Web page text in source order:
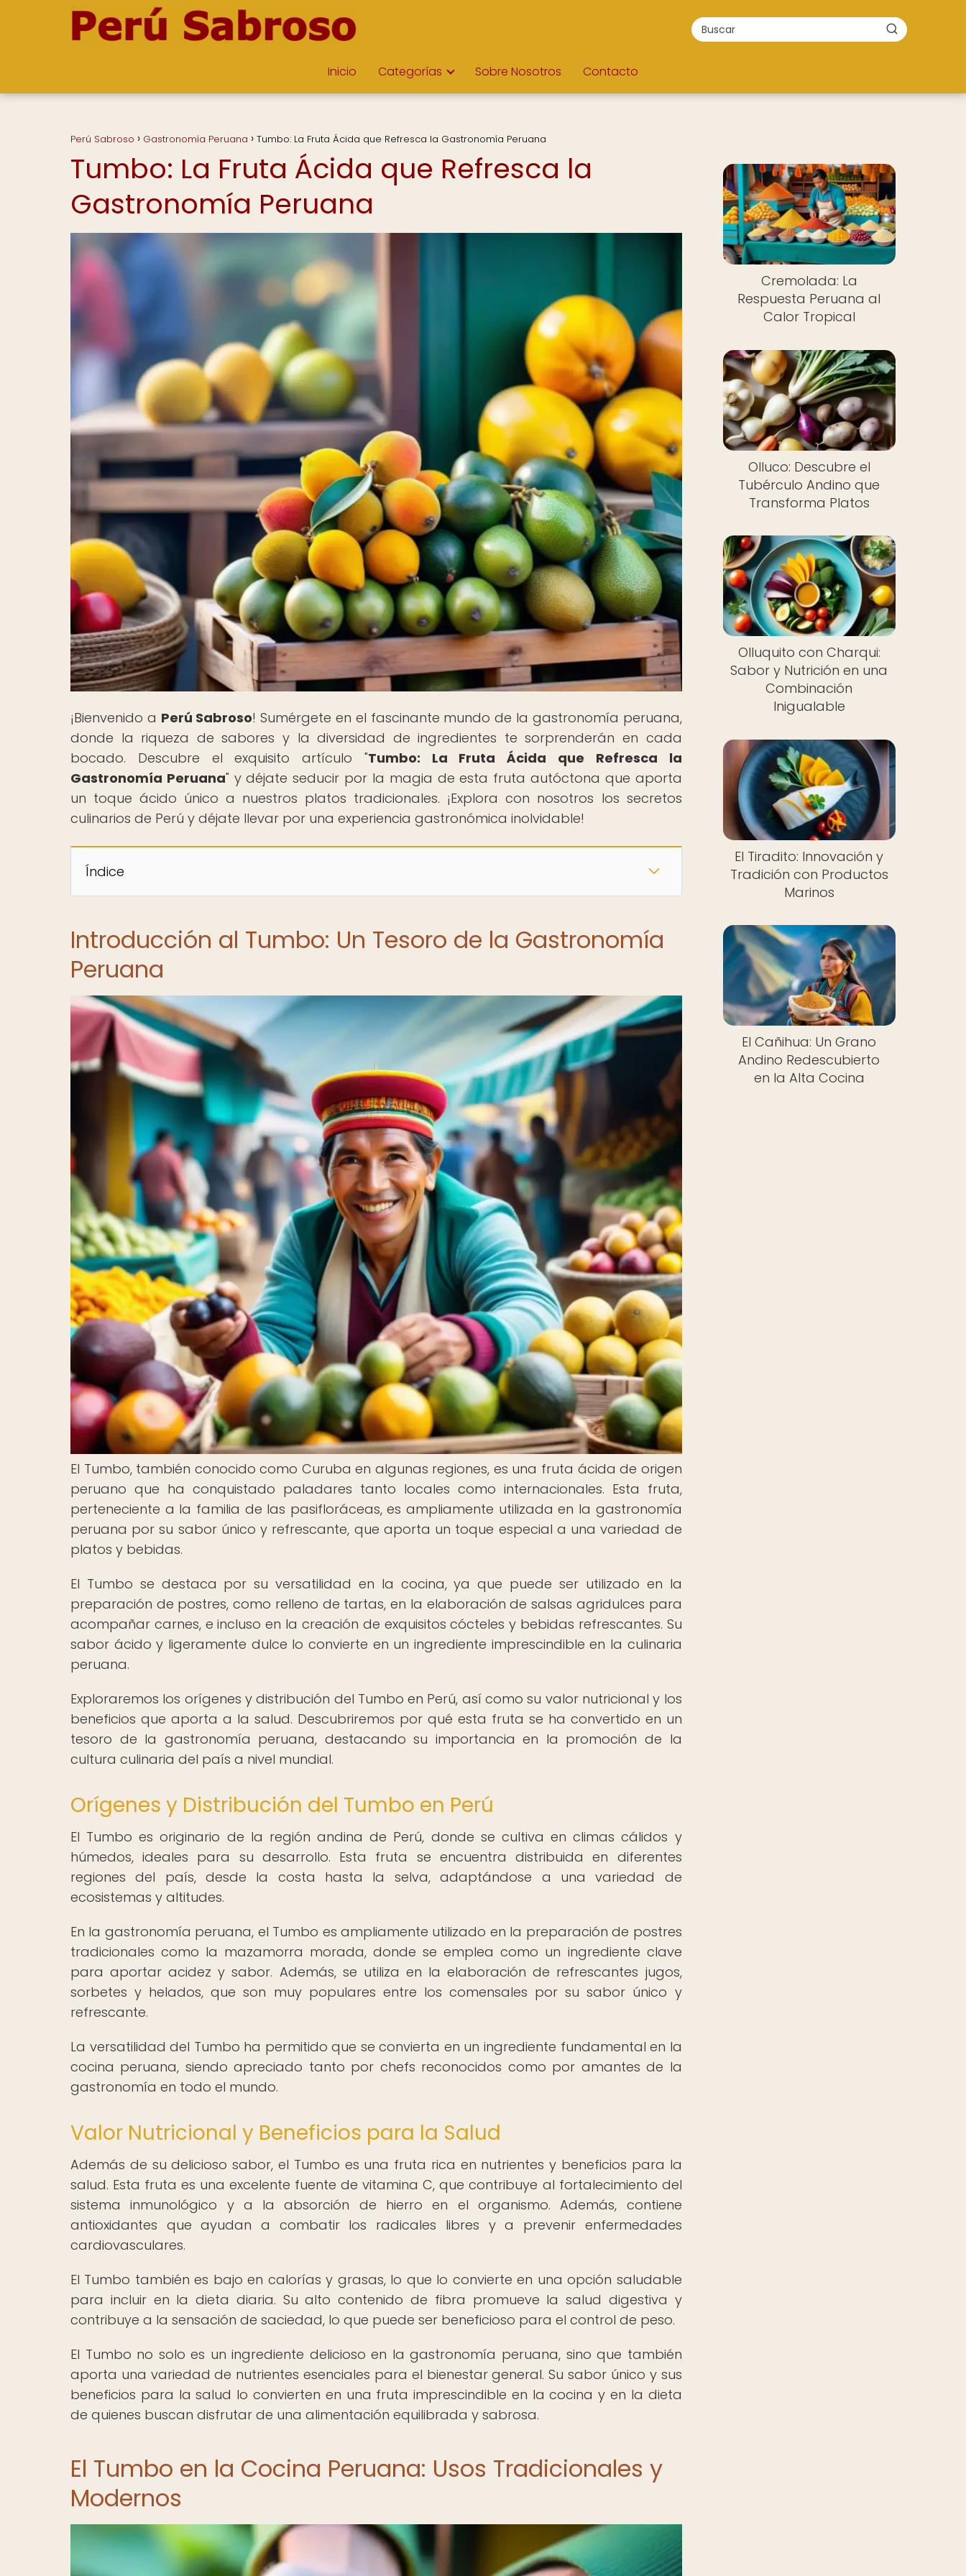
Inicio Categorías Sobre Nosotros Contacto
Perú Sabroso Gastronomía Peruana Tumbo: La Fruta Ácida que Refresca la Gastronomía Peruana
Tumbo: La Fruta Ácida que Refresca la
Gastronomía Peruana
¡Bienvenido a Perú Sabroso! Sumérgete en el fascinante mundo de la gastronomía peruana,
donde la riqueza de sabores y la diversidad de ingredientes te sorprenderán en cada
bocado. Descubre el exquisito artículo "Tumbo: La Fruta Ácida que Refresca la
Gastronomía Peruana" y déjate seducir por la magia de esta fruta autóctona que aporta
un toque ácido único a nuestros platos tradicionales. ¡Explora con nosotros los secretos
culinarios de Perú y déjate llevar por una experiencia gastronómica inolvidable!
Índice
Introducción al Tumbo: Un Tesoro de la Gastronomía
Peruana
El Tumbo, también conocido como Curuba en algunas regiones, es una fruta ácida de origen
peruano que ha conquistado paladares tanto locales como internacionales. Esta fruta,
perteneciente a la familia de las pasifloráceas, es ampliamente utilizada en la gastronomía
peruana por su sabor único y refrescante, que aporta un toque especial a una variedad de
platos y bebidas.
El Tumbo se destaca por su versatilidad en la cocina, ya que puede ser utilizado en la
preparación de postres, como relleno de tartas, en la elaboración de salsas agridulces para
acompañar carnes, e incluso en la creación de exquisitos cócteles y bebidas refrescantes. Su
sabor ácido y ligeramente dulce lo convierte en un ingrediente imprescindible en la culinaria
peruana.
Exploraremos los orígenes y distribución del Tumbo en Perú, así como su valor nutricional y los
beneficios que aporta a la salud. Descubriremos por qué esta fruta se ha convertido en un
tesoro de la gastronomía peruana, destacando su importancia en la promoción de la
cultura culinaria del país a nivel mundial.
Orígenes y Distribución del Tumbo en Perú
El Tumbo es originario de la región andina de Perú, donde se cultiva en climas cálidos y
húmedos, ideales para su desarrollo. Esta fruta se encuentra distribuida en diferentes
regiones del país, desde la costa hasta la selva, adaptándose a una variedad de
ecosistemas y altitudes.
En la gastronomía peruana, el Tumbo es ampliamente utilizado en la preparación de postres
tradicionales como la mazamorra morada, donde se emplea como un ingrediente clave
para aportar acidez y sabor. Además, se utiliza en la elaboración de refrescantes jugos,
sorbetes y helados, que son muy populares entre los comensales por su sabor único y
refrescante.
La versatilidad del Tumbo ha permitido que se convierta en un ingrediente fundamental en la
cocina peruana, siendo apreciado tanto por chefs reconocidos como por amantes de la
gastronomía en todo el mundo.
Valor Nutricional y Beneficios para la Salud
Además de su delicioso sabor, el Tumbo es una fruta rica en nutrientes y beneficios para la
salud. Esta fruta es una excelente fuente de vitamina C, que contribuye al fortalecimiento del
sistema inmunológico y a la absorción de hierro en el organismo. Además, contiene
antioxidantes que ayudan a combatir los radicales libres y a prevenir enfermedades
cardiovasculares.
El Tumbo también es bajo en calorías y grasas, lo que lo convierte en una opción saludable
para incluir en la dieta diaria. Su alto contenido de fibra promueve la salud digestiva y
contribuye a la sensación de saciedad, lo que puede ser beneficioso para el control de peso.
El Tumbo no solo es un ingrediente delicioso en la gastronomía peruana, sino que también
aporta una variedad de nutrientes esenciales para el bienestar general. Su sabor único y sus
beneficios para la salud lo convierten en una fruta imprescindible en la cocina y en la dieta
de quienes buscan disfrutar de una alimentación equilibrada y sabrosa.
El Tumbo en la Cocina Peruana: Usos Tradicionales y
Modernos
Cremolada: La
Respuesta Peruana al
Calor Tropical
Olluco: Descubre el
Tubérculo Andino que
Transforma Platos
Olluquito con Charqui:
Sabor y Nutrición en una
Combinación
Inigualable
El Tiradito: Innovación y
Tradición con Productos
Marinos
El Cañihua: Un Grano
Andino Redescubierto
en la Alta Cocina